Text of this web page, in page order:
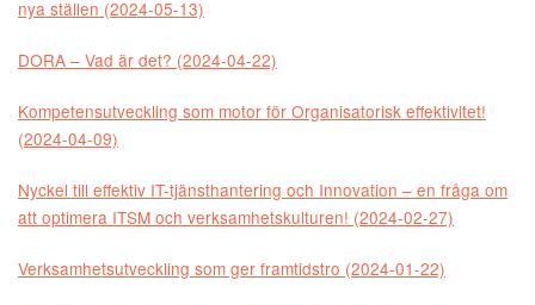
nya ställen (2024-05-13)
DORA – Vad är det? (2024-04-22)
Kompetensutveckling som motor för Organisatorisk effektivitet!
(2024-04-09)
Nyckel till effektiv IT-tjänsthantering och Innovation – en fråga om
att optimera ITSM och verksamhetskulturen! (2024-02-27)
Verksamhetsutveckling som ger framtidstro (2024-01-22)